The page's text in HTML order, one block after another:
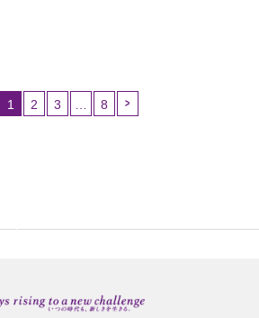
1
ジ）
2 3 8